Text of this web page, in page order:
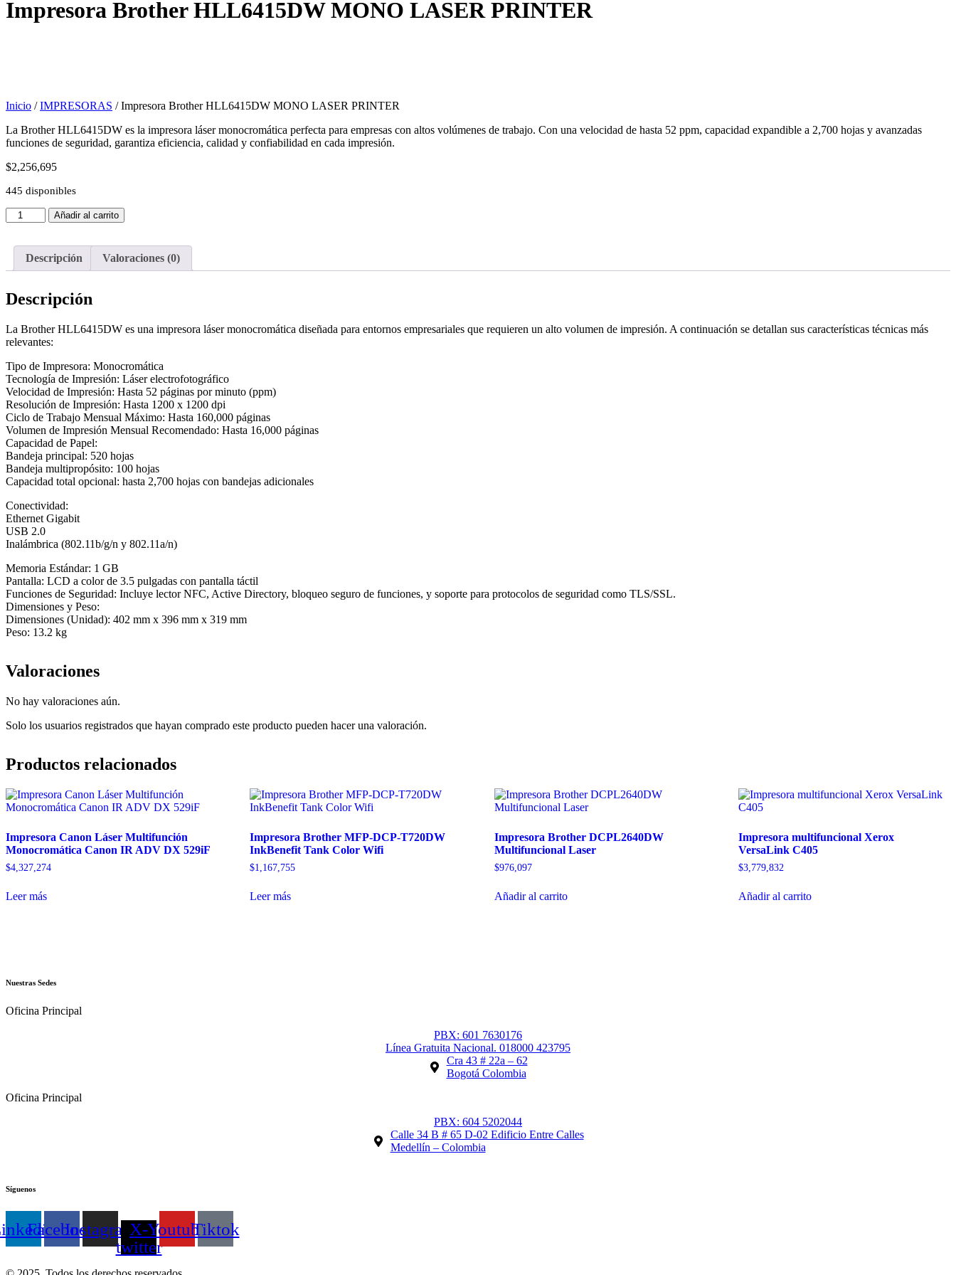
Impresora Brother HLL6415DW MONO LASER PRINTER
Inicio /IMPRESORAS / Impresora Brother HLL6415DW MONO LASER PRINTER
La Brother HLL6415DW es la impresora láser monocromática perfecta para empresas con altos volúmenes de trabajo. Con una velocidad de hasta 52 ppm, capacidad expandible a 2,700 hojas y avanzadas
funciones de seguridad, garantiza eficiencia, calidad y confiabilidad en cada impresión.
$2,256,695
445 disponibles
Impresora
Brother
MONO
LASER
Añadir al carrito
Descripción Valoraciones (0)
Descripción
La Brother HLL6415DW es una impresora láser monocromática diseñada para entornos empresariales que requieren un alto volumen de impresión. A continuación se detallan sus características técnicas más
relevantes:
Tipo de Impresora: Monocromática
Tecnología de Impresión: Láser electrofotográfico
Velocidad de Impresión: Hasta 52 páginas por minuto (ppm)
Resolución de Impresión: Hasta 1200 x 1200 dpi
Ciclo de Trabajo Mensual Máximo: Hasta 160,000 páginas
Volumen de Impresión Mensual Recomendado: Hasta 16,000 páginas
Capacidad de Papel:
Bandeja principal: 520 hojas
Bandeja multipropósito: 100 hojas
Capacidad total opcional: hasta 2,700 hojas con bandejas adicionales
Conectividad:
Ethernet Gigabit
USB 2.0
Inalámbrica (802.11b/g/n y 802.11a/n)
Memoria Estándar: 1 GB
Pantalla: LCD a color de 3.5 pulgadas con pantalla táctil
Funciones de Seguridad: Incluye lector NFC, Active Directory, bloqueo seguro de funciones, y soporte para protocolos de seguridad como TLS/SSL.
Dimensiones y Peso:
Dimensiones (Unidad): 402 mm x 396 mm x 319 mm
Peso: 13.2 kg
Valoraciones
No hay valoraciones aún.
Solo los usuarios registrados que hayan comprado este producto pueden hacer una valoración.
Productos relacionados
Impresora Canon Láser Multifunción
Monocromática Canon IR ADV DX 529iF
$4,327,274
Leer más
Impresora Brother MFP-DCP-T720DW
InkBenefit Tank Color Wifi
$1,167,755
Leer más
Impresora Brother DCPL2640DW
Multifuncional Laser
$976,097
Añadir al carrito
Impresora multifuncional Xerox
VersaLink C405
$3,779,832
Añadir al carrito
Nuestras Sedes
Oficina Principal
PBX: 601 7630176
Línea Gratuita Nacional. 018000 423795
Cra 43 # 22a – 62
Bogotá Colombia
Oficina Principal
PBX: 604 5202044
Calle 34 B # 65 D-02 Edificio Entre Calles
Medellín – Colombia
Síguenos
FacebookInstagramX-
twitter
YoutubeTiktok